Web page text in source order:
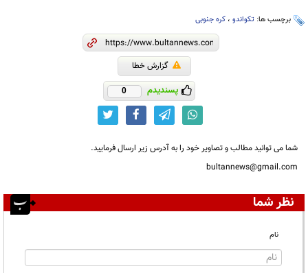
برچسب ها: تکواندو ، کره جنوبی
گزارش خطا
پسندیدم 0
شما می توانید مطالب و تصاویر خود را به آدرس زیر ارسال فرمایید.
bultannews@gmail.com
نظر شما
نام